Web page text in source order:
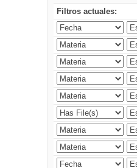
Filtros actuales: